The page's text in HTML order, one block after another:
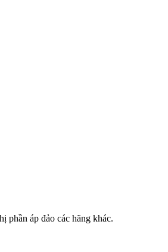
phần áp đảo các hãng khác.